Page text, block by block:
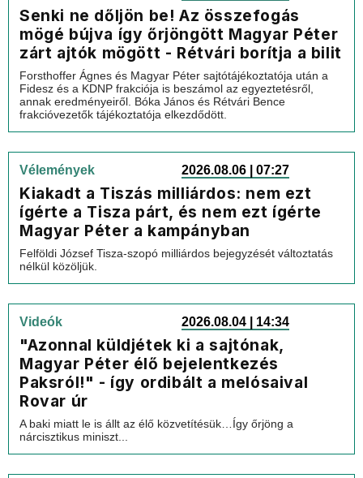
Senki ne dőljön be! Az összefogás
mögé bújva így őrjöngött Magyar Péter
zárt ajtók mögött - Rétvári borítja a bilit
Forsthoffer Ágnes és Magyar Péter sajtótájékoztatója után a
Fidesz és a KDNP frakciója is beszámol az egyeztetésről,
annak eredményeiről. Bóka János és Rétvári Bence
frakcióvezetők tájékoztatója elkezdődött.
Vélemények 2026.08.06 | 07:27
Kiakadt a Tiszás milliárdos: nem ezt
ígérte a Tisza párt, és nem ezt ígérte
Magyar Péter a kampányban
Felföldi József Tisza-szopó milliárdos bejegyzését változtatás
nélkül közöljük.
Videók 2026.08.04 | 14:34
"Azonnal küldjétek ki a sajtónak,
Magyar Péter élő bejelentkezés
Paksról!" - így ordibált a melósaival
Rovar úr
A baki miatt le is állt az élő közvetítésük…Így őrjöng a
nárcisztikus miniszt...